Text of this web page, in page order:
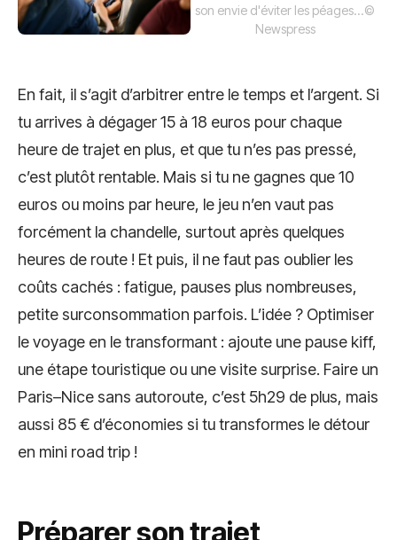
son envie d'éviter les péages...©
Newspress
En fait, il s’agit d’arbitrer entre le temps et l’argent. Si
tu arrives à dégager 15 à 18 euros pour chaque
heure de trajet en plus, et que tu n’es pas pressé,
c’est plutôt rentable. Mais si tu ne gagnes que 10
euros ou moins par heure, le jeu n’en vaut pas
forcément la chandelle, surtout après quelques
heures de route ! Et puis, il ne faut pas oublier les
coûts cachés : fatigue, pauses plus nombreuses,
petite surconsommation parfois. L’idée ? Optimiser
le voyage en le transformant : ajoute une pause kiff,
une étape touristique ou une visite surprise. Faire un
Paris–Nice sans autoroute, c’est 5h29 de plus, mais
aussi 85 € d’économies si tu transformes le détour
en mini road trip !
Préparer son trajet